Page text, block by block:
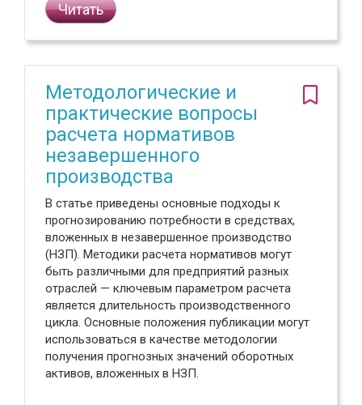
Читать
Методологические и
практические вопросы
расчета нормативов
незавершенного
производства
В статье приведены основные подходы к
прогнозированию потребности в средствах,
вложенных в незавершенное производство
(НЗП). Методики расчета нормативов могут
быть различными для предприятий разных
отраслей — ключевым параметром расчета
является длительность производственного
цикла. Основные положения публикации могут
использоваться в качестве методологии
получения прогнозных значений оборотных
активов, вложенных в НЗП.